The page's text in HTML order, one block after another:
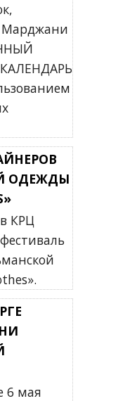
Марджани
ОДЕЖДЫ
КРЦ
6 мая